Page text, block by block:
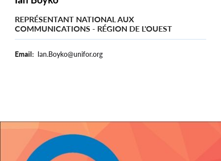
REPRÉSENTANT NATIONAL AUX
COMMUNICATIONS - RÉGION DE L'OUEST
Email Ian.Boyko@unifor.org